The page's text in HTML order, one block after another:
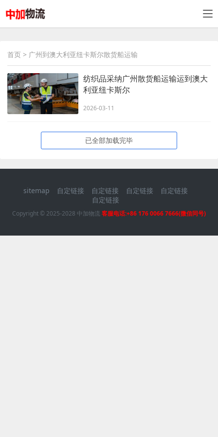
首页 > 广州到澳大利亚纽卡斯尔散货船运输
纺织品采纳广州散货船运输运到澳大
利亚纽卡斯尔
2026-03-11
已全部加载完毕
sitemap 自定链接 自定链接 自定链接
自定链接
自定链接
Copyright © 2025-2028 中加物流客服电话:+86 176 0066 7666(微信同号)